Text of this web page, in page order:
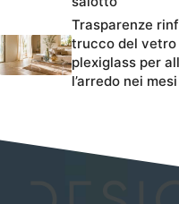
Trasparenze
trucco del
plexiglass per
l’arredo nei